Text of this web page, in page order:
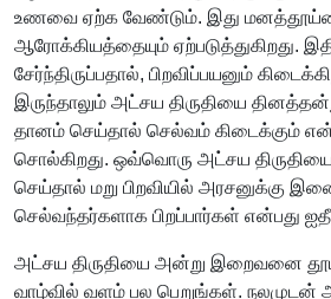
உணவை ஏற்க வேண்டும். இது
ஆரோக்கியத்தையும் ஏற்படுத்துகிறது.
சேர்ந்திருப்பதால், பிறவிப்பயனும்
இருந்தாலும் அட்சய திருதியை
தானம் செய்தால் செல்வம் கிடைக்கும்
சொல்கிறது. ஒவ்வொரு அட்சய
செய்தால் மறு பிறவியில் அரசனுக்கு
செல்வந்தர்களாக பிறப்பார்கள் என்பது
அட்சய திருதியை அன்று இறைவனை
வாழ்வில் வளம் பல பெறுங்கள்.